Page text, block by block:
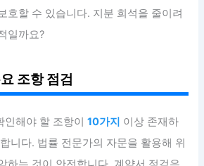
호할 수 있습니다. 지분 희석을 줄이려
일까요?
조항 점검
인해야 할 조항이10가지 이상 존재하
니다. 법률 전문가의 자문을 활용해 위